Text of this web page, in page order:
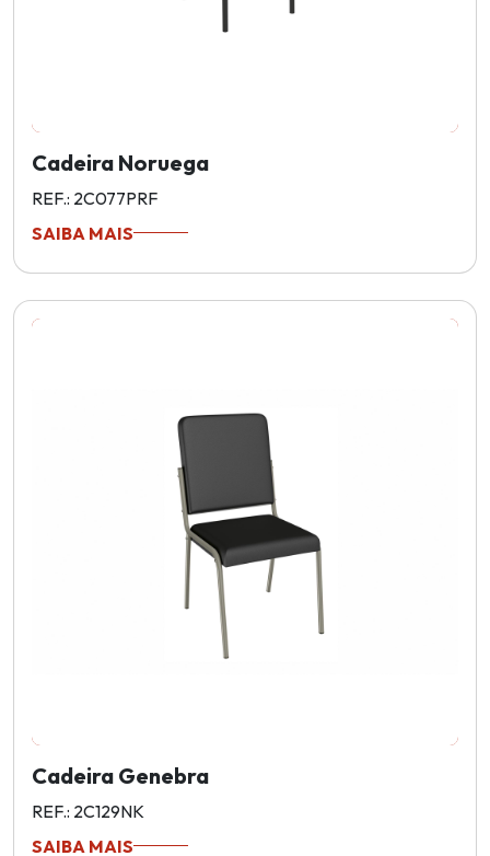
Cadeira Noruega
REF.: 2C077PRF
SAIBA MAIS
Cadeira Genebra
REF.: 2C129NK
SAIBA MAIS